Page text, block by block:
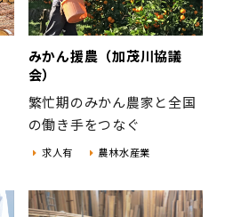
みかん援農（加茂川協議
会）
繁忙期のみかん農家と全国
の働き手をつなぐ
求人有 農林水産業